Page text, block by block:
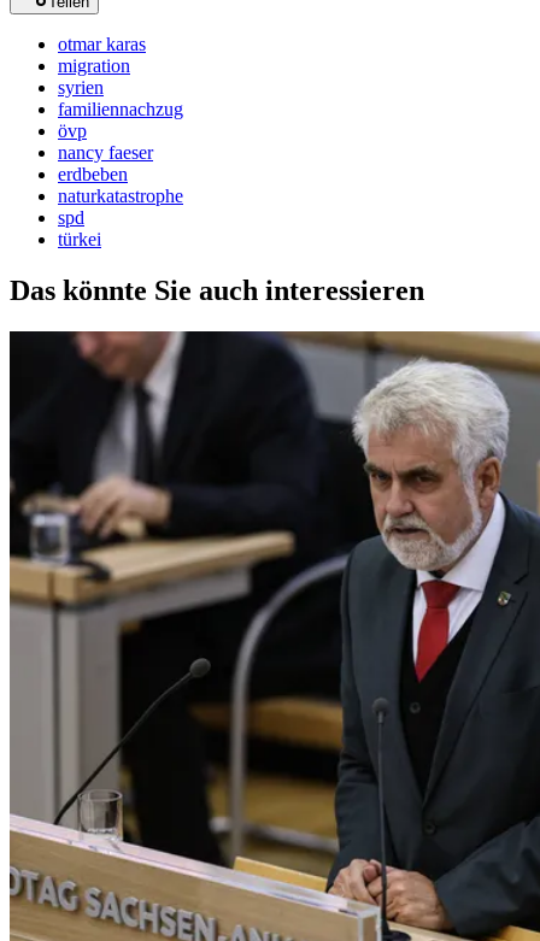
otmar karas
migration
syrien
familiennachzug
övp
nancy faeser
erdbeben
naturkatastrophe
spd
türkei
Das könnte Sie auch interessieren